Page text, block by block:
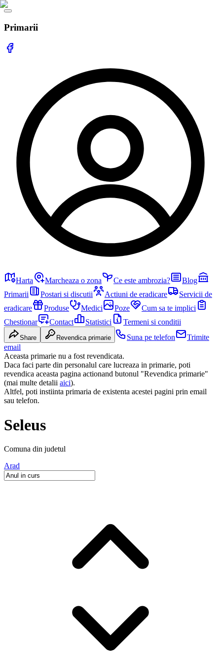
Primarii
Harta Marcheaza o zona Ce este ambrozia?
Blog
Primarii
Postari si discutii Actiuni de eradicare
Servicii de
eradicare
Produse Medici Poze
Cum sa te implici
Chestionar
Contact Statistici Termeni si conditii
Share Revendica primarie Suna pe telefon
Trimite
email
Aceasta primarie nu a fost revendicata.
Daca faci parte din personalul care lucreaza in primarie, poti
revendica aceasta pagina actionand butonul "Revendica primarie"
(mai multe detalii aici).
Altfel, poti instiinta primaria de existenta acestei pagini prin email
sau telefon.
Seleus
Comuna din judetul
Arad